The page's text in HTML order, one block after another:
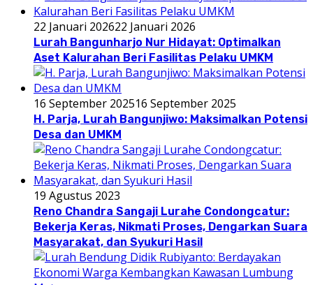
22 Januari 202622 Januari 2026
Lurah Bangunharjo Nur Hidayat: Optimalkan
Aset Kalurahan Beri Fasilitas Pelaku UMKM
16 September 202516 September 2025
H. Parja, Lurah Bangunjiwo: Maksimalkan Potensi
Desa dan UMKM
19 Agustus 2023
Reno Chandra Sangaji Lurahe Condongcatur:
Bekerja Keras, Nikmati Proses, Dengarkan Suara
Masyarakat, dan Syukuri Hasil